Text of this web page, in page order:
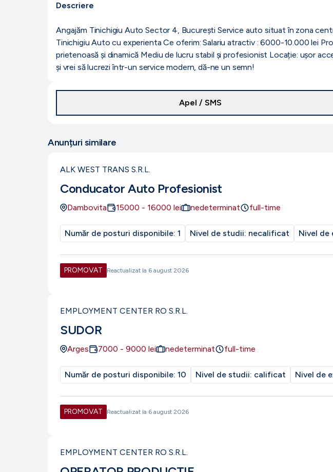
Descriere
Angajăm Tinichigiu Auto Sector 4, București Service auto situat în zona
Tinichigiu Auto cu experienta Ce oferim: Salariu atractiv : 6000-10.000 lei
prietenoasă și dinamică Mediu de lucru stabil și profesionist Locație: ușor
și vrei să lucrezi într-un service modern, dă-ne un semn!
Apel / SMS
Anunțuri similare
ALK WEST TRANS S.R.L.
Conducator Auto Profesionist
Dambovita 15000 - 16000 lei nedeterminat full-time
Număr de posturi disponibile: 1 Nivel de studii: necalificat Nivel de
PROMOVAT Reactualizat la 6 august 2026
EMPLOYMENT CENTER RO S.R.L.
SUDOR
Arges 7000 - 9000 lei nedeterminat full-time
Număr de posturi disponibile: 10 Nivel de studii: calificat Nivel de
PROMOVAT Reactualizat la 6 august 2026
EMPLOYMENT CENTER RO S.R.L.